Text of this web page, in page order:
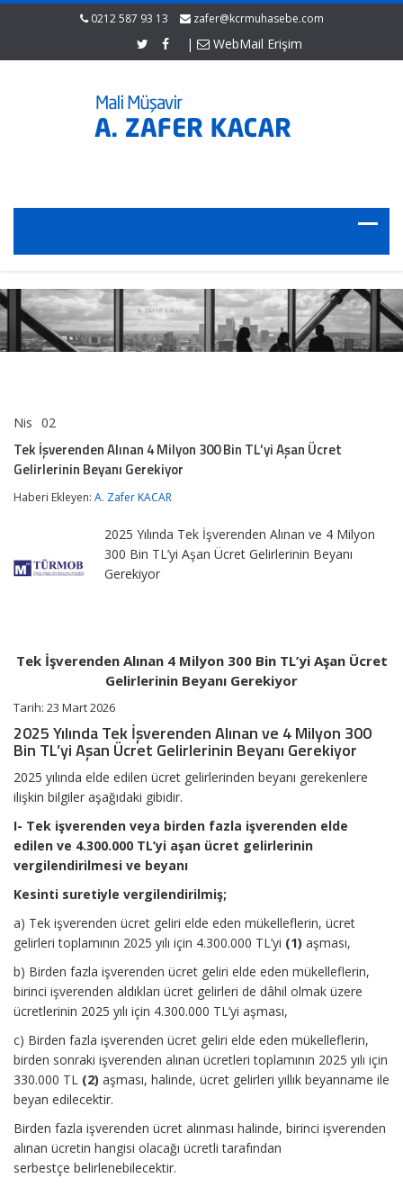
0212 587 93 13 zafer@kcrmuhasebe.com
| WebMail Erişim
Nis 02
Alınan
4
300
Ücret
Gelirlerinin
Tek İşverenden Alınan 4 Milyon 300 Bin TL’yi Aşan Ücret
Gelirlerinin Beyanı Gerekiyor
Haberi Ekleyen: A. Zafer KACAR
2025 Yılında Tek İşverenden Alınan ve 4 Milyon
300 Bin TL’yi Aşan Ücret Gelirlerinin Beyanı
Gerekiyor
Tek İşverenden Alınan 4 Milyon 300 Bin TL’yi Aşan Ücret
Gelirlerinin Beyanı Gerekiyor
Tarih: 23 Mart 2026
2025 Yılında Tek İşverenden Alınan ve 4 Milyon 300
Bin TL’yi Aşan Ücret Gelirlerinin Beyanı Gerekiyor
2025 yılında elde edilen ücret gelirlerinden beyanı gerekenlere
ilişkin bilgiler aşağıdaki gibidir.
I- Tek işverenden veya birden fazla işverenden elde
edilen ve 4.300.000 TL’yi aşan ücret gelirlerinin
vergilendirilmesi ve beyanı
Kesinti suretiyle vergilendirilmiş;
a) Tek işverenden ücret geliri elde eden mükelleflerin, ücret
gelirleri toplamının 2025 yılı için 4.300.000 TL’yi (1) aşması,
b) Birden fazla işverenden ücret geliri elde eden mükelleflerin,
birinci işverenden aldıkları ücret gelirleri de dâhil olmak üzere
ücretlerinin 2025 yılı için 4.300.000 TL’yi aşması,
c) Birden fazla işverenden ücret geliri elde eden mükelleflerin,
birden sonraki işverenden alınan ücretleri toplamının 2025 yılı için
330.000 TL (2) aşması, halinde, ücret gelirleri yıllık beyanname ile
beyan edilecektir.
Birden fazla işverenden ücret alınması halinde, birinci işverenden
alınan ücretin hangisi olacağı ücretli tarafından
serbestçe belirlenebilecektir.